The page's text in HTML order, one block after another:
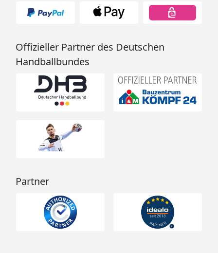
Offizieller Partner des Deutschen
Handballbundes
Partner